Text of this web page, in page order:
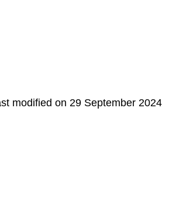
modified on 29 September 2024